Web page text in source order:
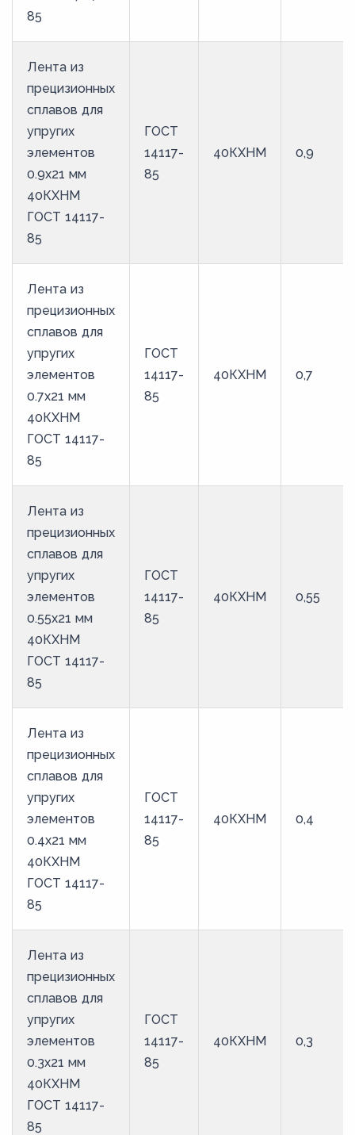
85
Лента из
прецизионных
сплавов для
упругих
элементов
0.9x21 мм
40КХНМ
ГОСТ 14117-
85
ГОСТ
14117-
85
40КХНМ 0,9
Лента из
прецизионных
сплавов для
упругих
элементов
0.7x21 мм
40КХНМ
ГОСТ 14117-
85
ГОСТ
14117-
85
40КХНМ 0,7
Лента из
прецизионных
сплавов для
упругих
элементов
0.55x21 мм
40КХНМ
ГОСТ 14117-
85
ГОСТ
14117-
85
40КХНМ 0,55
Лента из
прецизионных
сплавов для
упругих
элементов
0.4x21 мм
40КХНМ
ГОСТ 14117-
85
ГОСТ
14117-
85
40КХНМ 0,4
Лента из
прецизионных
сплавов для
упругих
элементов
0.3x21 мм
40КХНМ
ГОСТ 14117-
85
ГОСТ
14117-
85
40КХНМ 0,3